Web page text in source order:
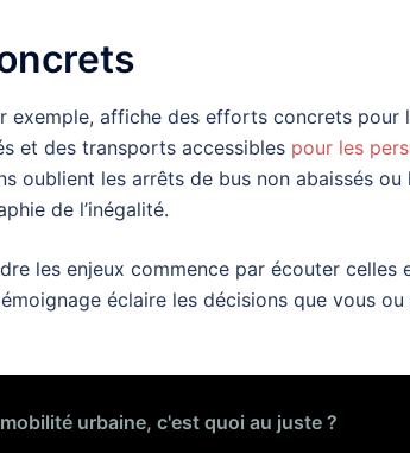
exemple, affiche des efforts concrets pour
et des transports accessibles pour les
oublient les arrêts de bus non abaissés
de l’inégalité.
les enjeux commence par écouter celles
éclaire les décisions que vous
urbaine, c'est quoi au juste ?